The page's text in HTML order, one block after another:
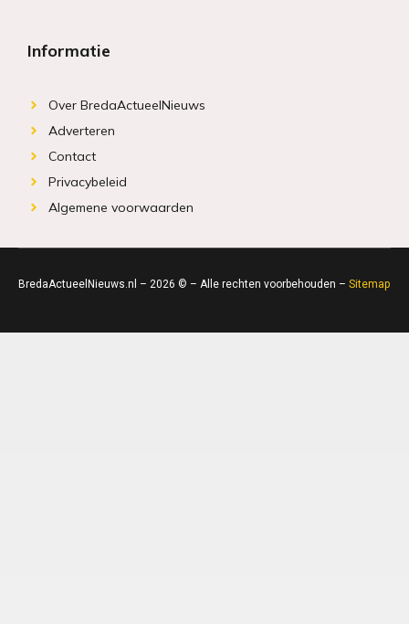
Informatie
Over BredaActueelNieuws
Adverteren
Contact
Privacybeleid
Algemene voorwaarden
BredaActueelNieuws.nl – 2026 © – Alle rechten voorbehouden – Sitemap